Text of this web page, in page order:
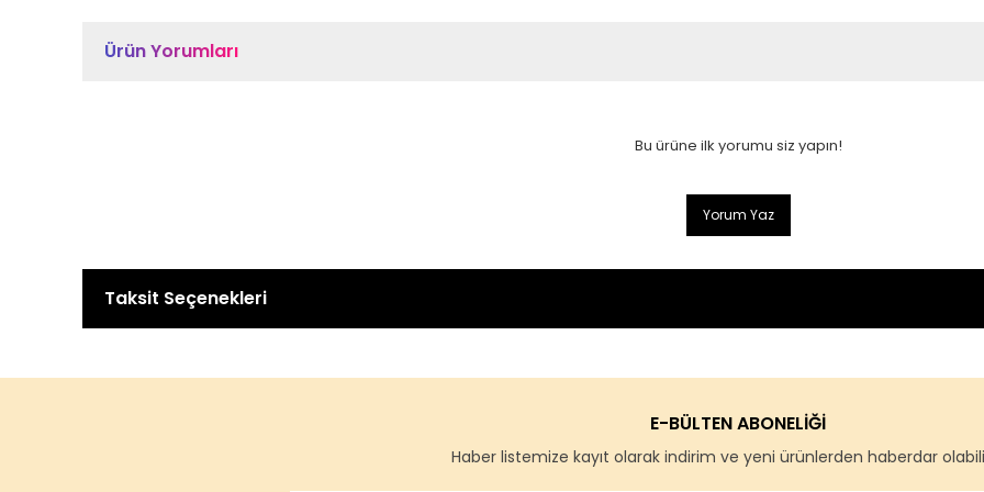
Ürün Yorumları
Bu ürüne ilk yorumu siz yapın!
Yorum Yaz
Taksit Seçenekleri
E-BÜLTEN ABONELİĞİ
Haber listemize kayıt olarak indirim ve yeni ürünlerden haberdar